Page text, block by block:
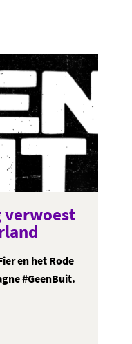
en het Rode
#GeenBuit.